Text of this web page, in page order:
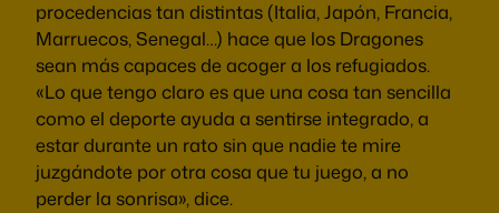
procedencias tan distintas (Italia, Japón, Francia,
Marruecos, Senegal…) hace que los Dragones
sean más capaces de acoger a los refugiados.
«Lo que tengo claro es que una cosa tan sencilla
como el deporte ayuda a sentirse integrado, a
estar durante un rato sin que nadie te mire
juzgándote por otra cosa que tu juego, a no
perder la sonrisa», dice.